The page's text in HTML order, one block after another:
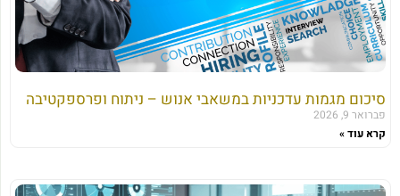
סיכום מגמות עדכניות במשאבי אנוש – ניתוח ופרספקטיבה
פברואר 9, 2026
קרא עוד »